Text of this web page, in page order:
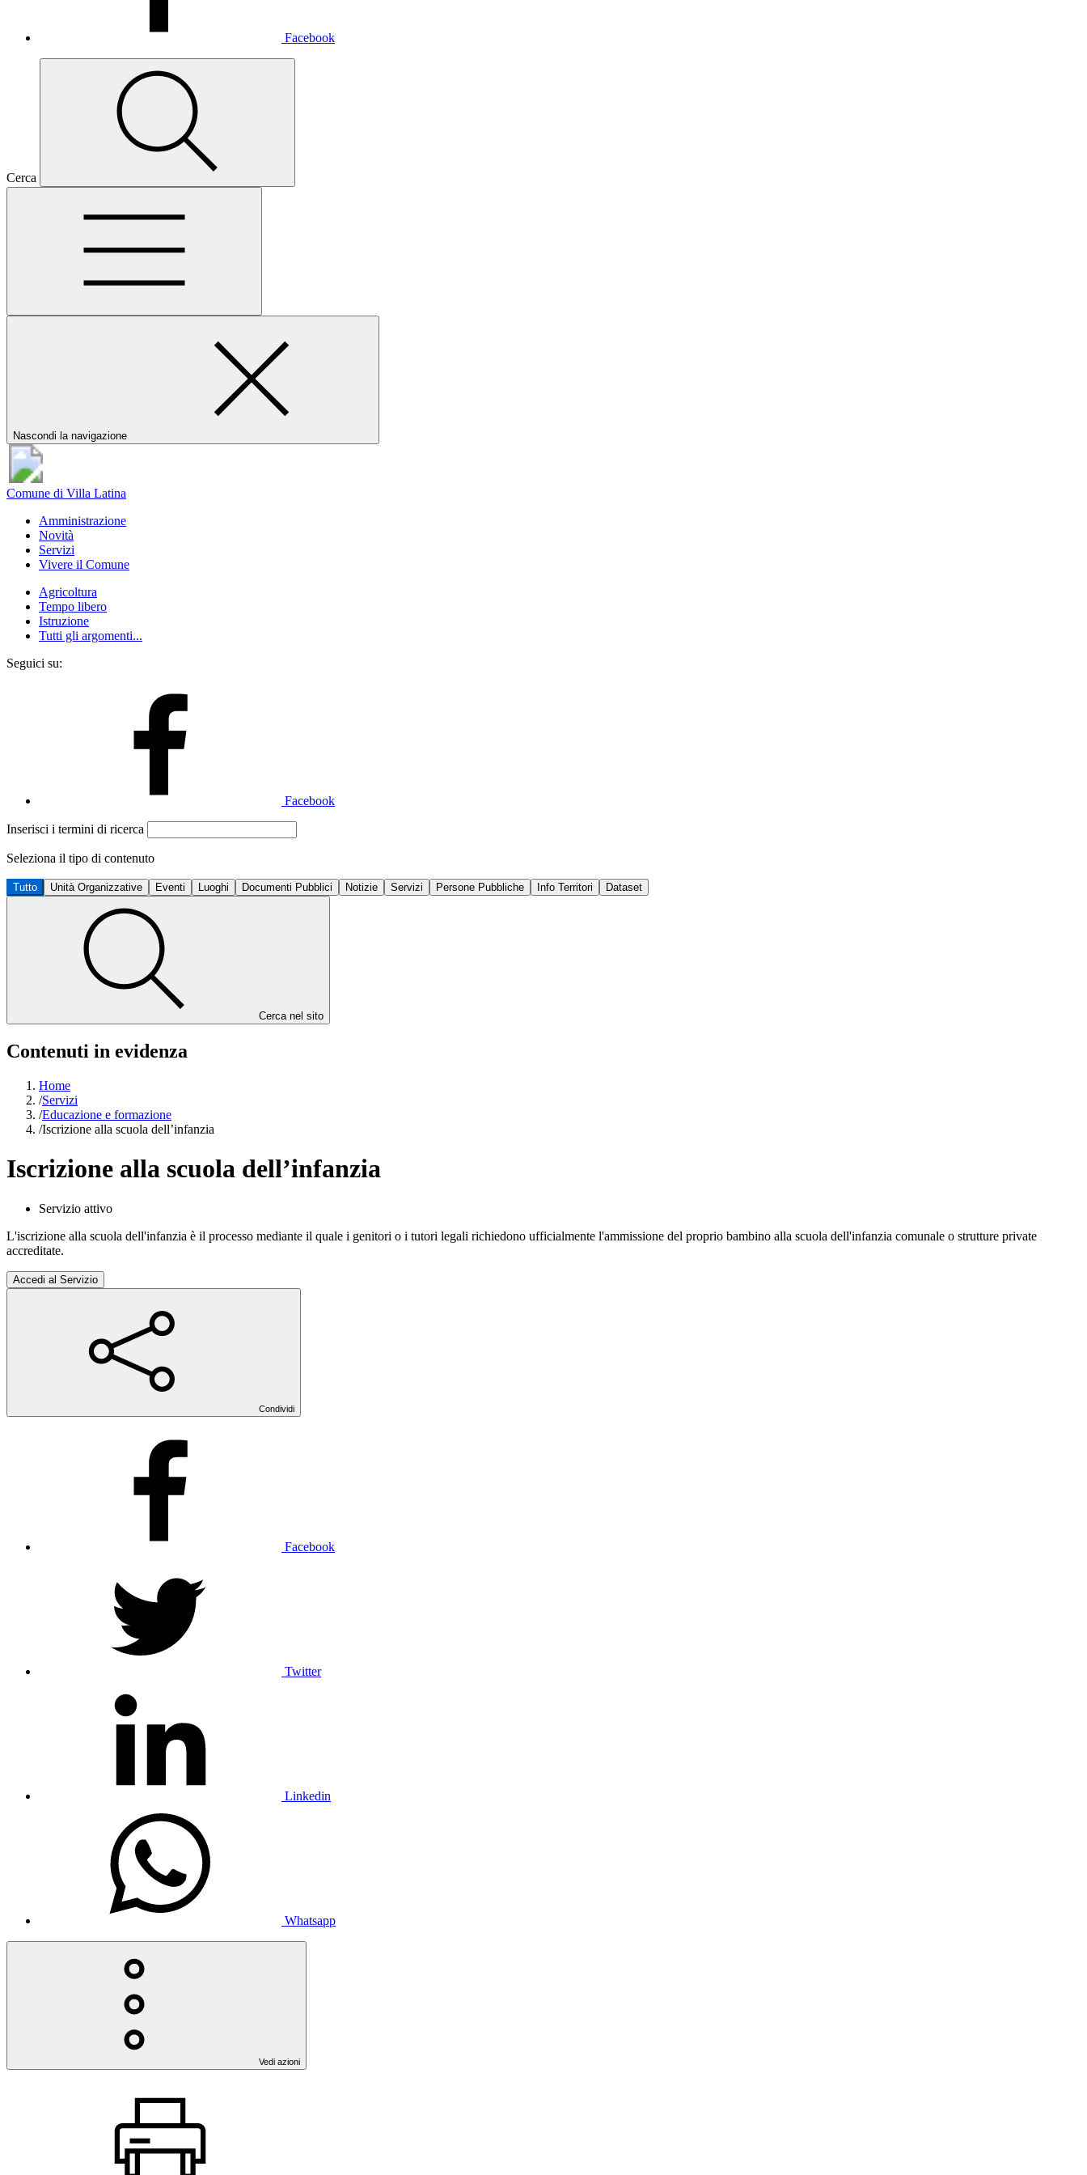
Facebook
Cerca
Nascondi la navigazione
Comune di Villa Latina
Amministrazione
Novità
Servizi
Vivere il Comune
Agricoltura
Tempo libero
Istruzione
Tutti gli argomenti...
Seguici su:
Facebook
Inserisci i termini di ricerca
Seleziona il tipo di contenuto
Tutto Unità Organizzative Eventi Luoghi Documenti Pubblici Notizie Servizi Persone Pubbliche Info Territori Dataset
Cerca nel sito
Contenuti in evidenza
Home
/Servizi
/Educazione e formazione
/Iscrizione alla scuola dell’infanzia
Iscrizione alla scuola dell’infanzia
Servizio attivo
L'iscrizione alla scuola dell'infanzia è il processo mediante il quale i genitori o i tutori legali richiedono ufficialmente l'ammissione del proprio bambino alla scuola dell'infanzia comunale o strutture private
accreditate.
Accedi al Servizio
Condividi
Facebook
Twitter
Linkedin
Whatsapp
Vedi azioni